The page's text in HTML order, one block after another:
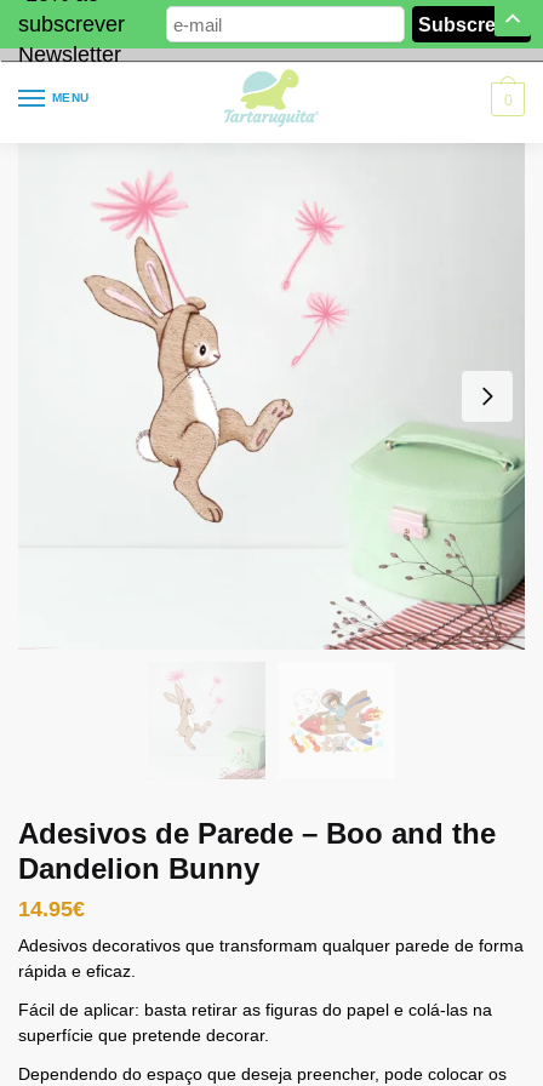
subscrever
Newsletter
MENU 0
Adesivos de Parede – Boo and the
Dandelion Bunny
14.95€
Adesivos decorativos que transformam qualquer parede de forma
rápida e eficaz.
Fácil de aplicar: basta retirar as figuras do papel e colá-las na
superfície que pretende decorar.
Dependendo do espaço que deseja preencher, pode colocar os